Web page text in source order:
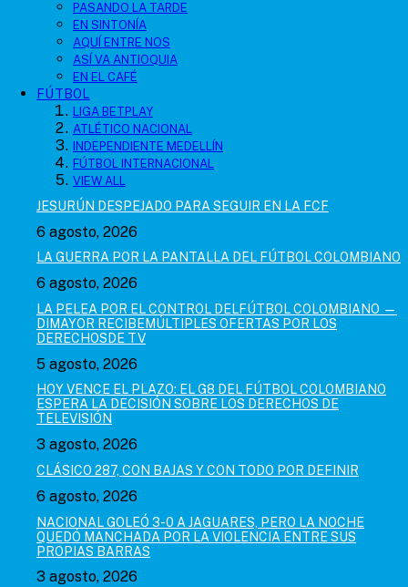
PASANDO LA TARDE
EN SINTONÍA
AQUÍ ENTRE NOS
ASÍ VA ANTIOQUIA
EN EL CAFÉ
FÚTBOL
LIGA BETPLAY
ATLÉTICO NACIONAL
INDEPENDIENTE MEDELLÍN
FÚTBOL INTERNACIONAL
VIEW ALL
JESURÚN DESPEJADO PARA SEGUIR EN LA FCF
6 agosto, 2026
LA GUERRA POR LA PANTALLA DEL FÚTBOL COLOMBIANO
6 agosto, 2026
LA PELEA POR EL CONTROL DELFÚTBOL COLOMBIANO —
DIMAYOR RECIBEMÚLTIPLES OFERTAS POR LOS
DERECHOSDE TV
5 agosto, 2026
HOY VENCE EL PLAZO: EL G8 DEL FÚTBOL COLOMBIANO
ESPERA LA DECISIÓN SOBRE LOS DERECHOS DE
TELEVISIÓN
3 agosto, 2026
CLÁSICO 287, CON BAJAS Y CON TODO POR DEFINIR
6 agosto, 2026
NACIONAL GOLEÓ 3-0 A JAGUARES, PERO LA NOCHE
QUEDÓ MANCHADA POR LA VIOLENCIA ENTRE SUS
PROPIAS BARRAS
3 agosto, 2026